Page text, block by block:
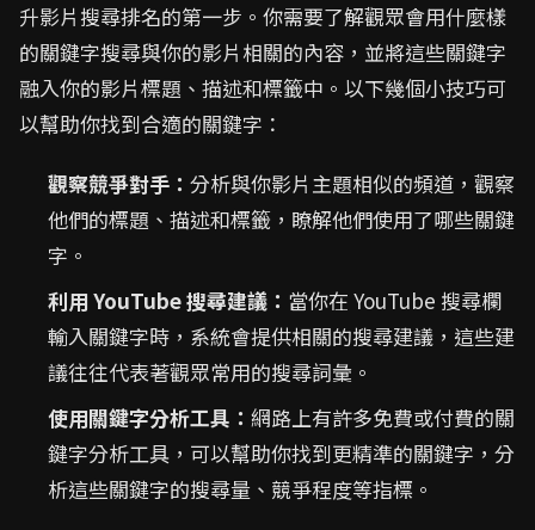
升影片搜尋排名的第一步。你需要了解觀眾會用什麼樣
的關鍵字搜尋與你的影片相關的內容，並將這些關鍵字
融入你的影片標題、描述和標籤中。以下幾個小技巧可
以幫助你找到合適的關鍵字：
觀察競爭對手： 分析與你影片主題相似的頻道，觀察
他們的標題、描述和標籤，瞭解他們使用了哪些關鍵
字。
利用 YouTube 搜尋建議： 當你在 YouTube 搜尋欄
輸入關鍵字時，系統會提供相關的搜尋建議，這些建
議往往代表著觀眾常用的搜尋詞彙。
使用關鍵字分析工具： 網路上有許多免費或付費的關
鍵字分析工具，可以幫助你找到更精準的關鍵字，分
析這些關鍵字的搜尋量、競爭程度等指標。